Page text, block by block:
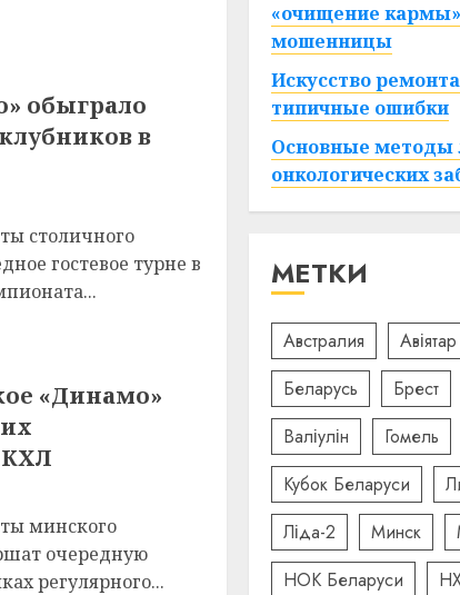
обыграло
в
столичного
гостевое турне в
«Динамо»
КХЛ
минского
очередную
регулярного...
«очищение
мошенницы
Искусство
типичные ошибки
Основные методы
онкологических
МЕТКИ
Австралия Авіятар
Беларусь
Брест
Валіулін
Гомель
Кубок Беларуси
Ліда-2
Минск
НОК Беларуси